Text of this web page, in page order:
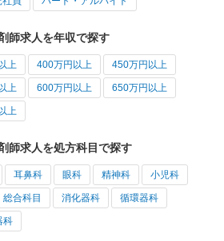
師求人を年収で探す
上 400万円以上 450万円以上
上 600万円以上 650万円以上
上
師求人を処方科目で探す
耳鼻科 眼科 精神科 小児科
総合科目 消化器科 循環器科
科